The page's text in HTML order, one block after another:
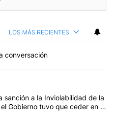
LOS MÁS RECIENTES
conversación
con más comentarios en los
título "El Senado dio media
sanción a la Inviolabilidad de la
Gobierno tuvo que ceder en la